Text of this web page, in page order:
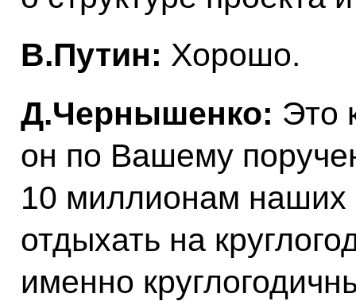
В.Путин: Хорошо.
Д.Чернышенко: Это
он по Вашему
10 миллионам наших
отдыхать на
именно